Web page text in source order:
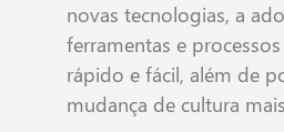
novas tecnologias, a
ferramentas e
rápido e fácil, além de
mudança de cultura